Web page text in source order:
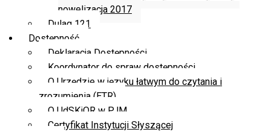
nowelizacja 2017
Dulag 121
Dostępność
Deklaracja Dostępności
Koordynator do spraw dostępności
O Urzędzie w języku łatwym do czytania i
zrozumienia (ETR)
O UdSKiOR w PJM
Certyfikat Instytucji Słyszącej